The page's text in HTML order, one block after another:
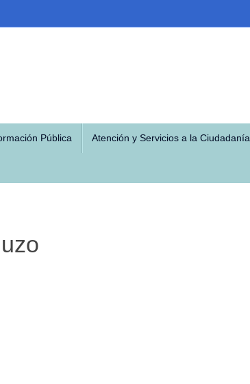
Pública Atención y Servicios a la Ciudadanía